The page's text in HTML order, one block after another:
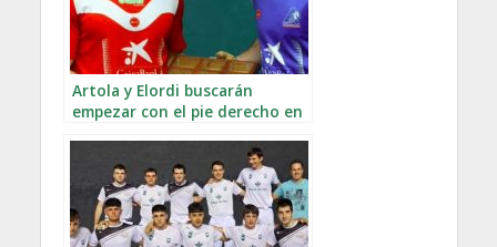
Artola y Elordi buscarán
empezar con el pie derecho en